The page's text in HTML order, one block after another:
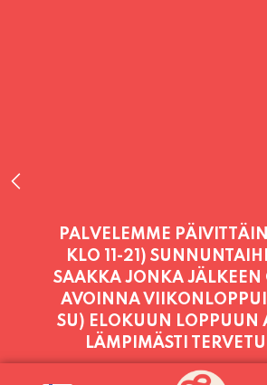
PALVELEMME
KLO 11-21)
SAAKKA JONKA JÄLKEEN
AVOINNA
SU) ELOKUUN LOPPUUN
LÄMPIMÄSTI
PALVELEMME